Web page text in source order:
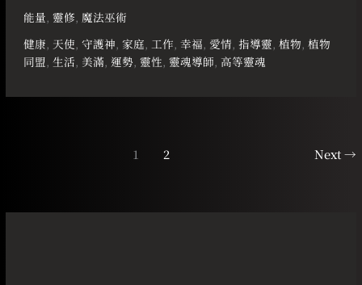
能量,靈修, 魔法巫術
健康, 天使,守護神,家庭,工作,幸福, 愛情,指導靈,植物,植物
同盟,生活, 美滿, 運勢,靈性,靈魂導師, 高等靈魂
1 2 Next→